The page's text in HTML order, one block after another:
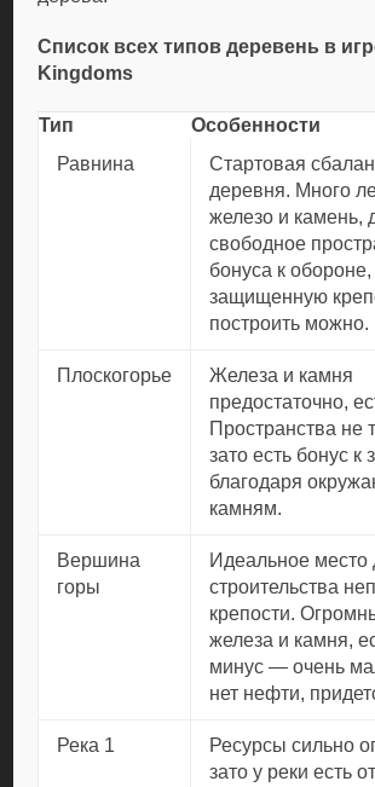
Список всех типов деревень в
Kingdoms
Тип
Особенности
Равнина
Стартовая
деревня. Много
железо и камень,
свободное
бонуса к
защищенную
построить можно.
Плоскогорье
Железа и камня
предостаточно,
Пространства не
зато есть бонус к
благодаря
камням.
Вершина
горы
Идеальное место
строительства
крепости.
железа и камня,
минус — очень
нет нефти,
Река 1
Ресурсы сильно
зато у реки есть